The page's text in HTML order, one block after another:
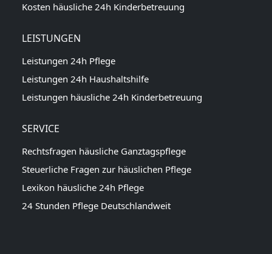
Kosten häusliche 24h Kinderbetreuung
LEISTUNGEN
Leistungen 24h Pflege
Leistungen 24h Haushaltshilfe
Leistungen häusliche 24h Kinderbetreuung
SERVICE
Rechtsfragen häusliche Ganztagspflege
Steuerliche Fragen zur häuslichen Pflege
Lexikon häusliche 24h Pflege
24 Stunden Pflege Deutschlandweit